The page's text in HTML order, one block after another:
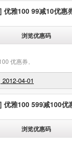
优雅100 99减10优惠
浏览优惠码
优惠券
2012-04-01
优雅100 599减100优
浏览优惠码